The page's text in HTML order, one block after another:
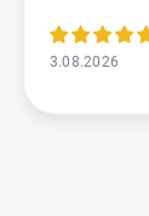
3.08.2026